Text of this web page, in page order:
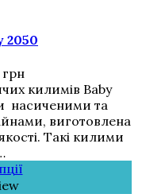
2050
грн
килимів Baby
насиченими та
виготовлена
Такі килими